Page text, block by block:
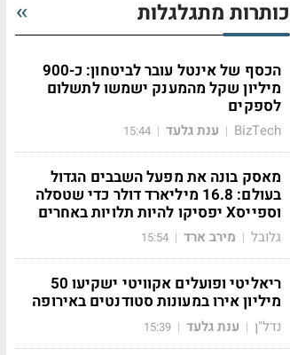
כותרות מתגלגלות
הכסף של אינטל עובר לביטחון: כ-900
מיליון שקל מהמענק ישמשו לתשלום
לספקים
BizTech
| ענת גלעד |
15:44
מאסק בונה את מפעל השבבים הגדול
בעולם: 16.8 מיליארד דולר כדי שטסלה
וספייסX יפסיקו להיות תלויות באחרים
גלובל | מירב ארד |
15:54
ריאליטי ופועלים אקוויטי ישקיעו 50
מיליון אירו במעונות סטודנטים באירופה
נדל"ן | ענת גלעד |
15:39